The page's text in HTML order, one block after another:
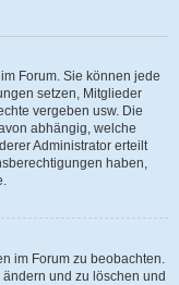
Forum. Sie können jede
setzen, Mitglieder
vergeben usw. Die
abhängig, welche
Administrator erteilt
haben,
im Forum zu beobachten.
und zu löschen und